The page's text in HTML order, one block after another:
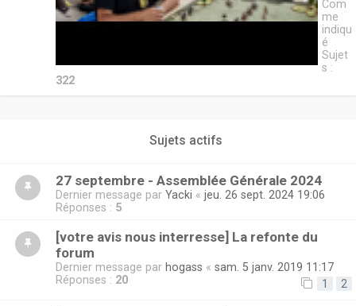
Com
me
indiqu
é
Sujet
s :
322
Sujets actifs
27 septembre - Assemblée Générale 2024
Dernier message par Yacki « jeu. 26 sept. 2024 19:06
Réponses : 5
[votre avis nous interresse] La refonte du
forum
Dernier message par hogass « sam. 5 janv. 2019 11:17
Réponses : 20 1 2